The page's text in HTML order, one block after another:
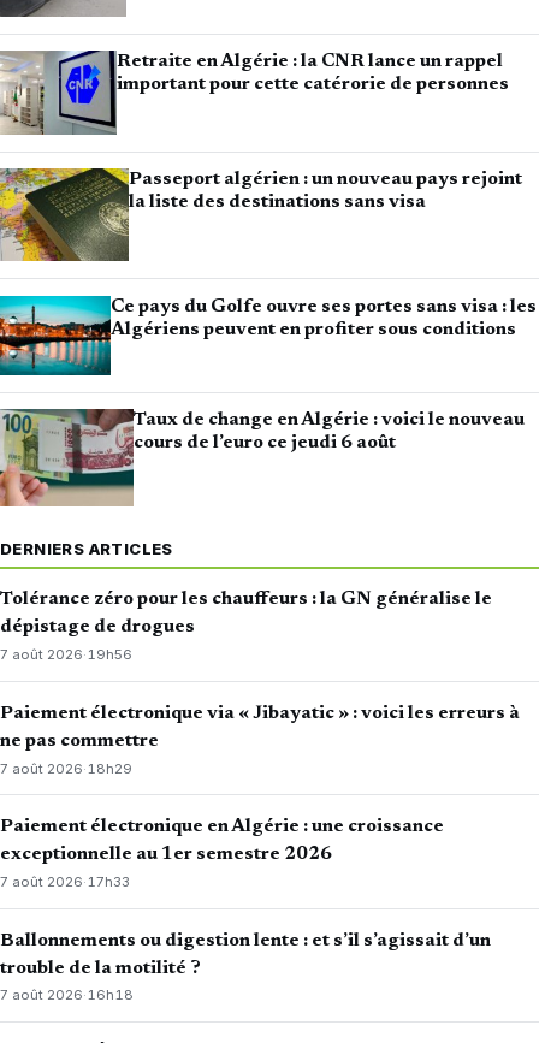
Retraite en Algérie : la CNR lance un rappel
important pour cette catérorie de personnes
Passeport algérien : un nouveau pays rejoint
la liste des destinations sans visa
Ce pays du Golfe ouvre ses portes sans visa : les
Algériens peuvent en profiter sous conditions
Taux de change en Algérie : voici le nouveau
cours de l’euro ce jeudi 6 août
DERNIERS ARTICLES
Tolérance zéro pour les chauffeurs : la GN généralise le
dépistage de drogues
7 août 2026·19h56
Paiement électronique via « Jibayatic » : voici les erreurs à
ne pas commettre
7 août 2026· 18h29
Paiement électronique en Algérie : une croissance
exceptionnelle au 1er semestre 2026
7 août 2026·17h33
Ballonnements ou digestion lente : et s’il s’agissait d’un
trouble de la motilité ?
7 août 2026·16h18